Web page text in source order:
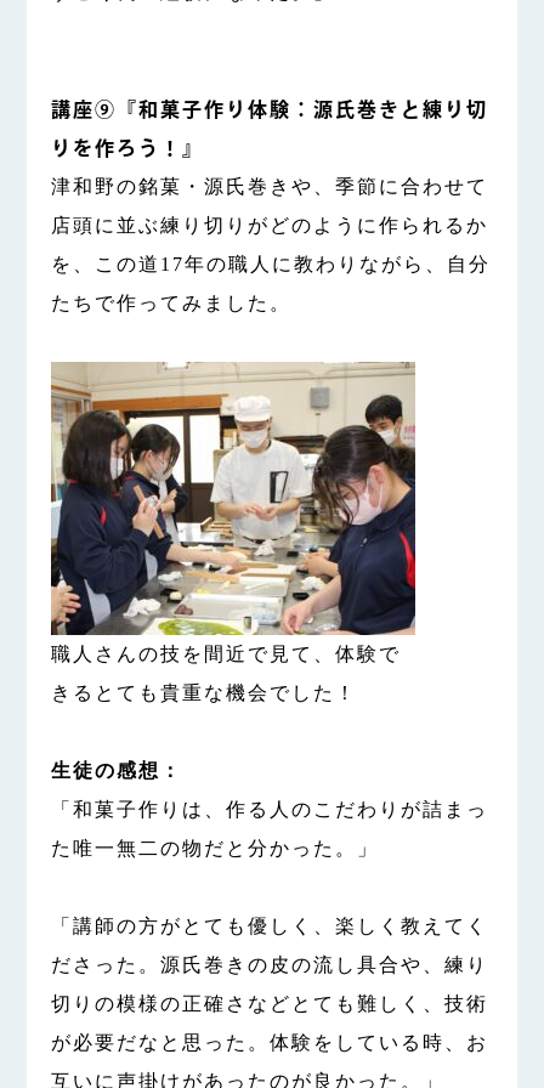
講座⑨『和菓子作り体験：源氏巻きと練り切
りを作ろう！』
津和野の銘菓・源氏巻きや、季節に合わせて
店頭に並ぶ練り切りがどのように作られるか
を、この道17年の職人に教わりながら、自分
たちで作ってみました。
職人さんの技を間近で見て、体験で
きるとても貴重な機会でした！
生徒の感想：
「和菓子作りは、作る人のこだわりが詰まっ
た唯一無二の物だと分かった。」
「講師の方がとても優しく、楽しく教えてく
ださった。源氏巻きの皮の流し具合や、練り
切りの模様の正確さなどとても難しく、技術
が必要だなと思った。体験をしている時、お
互いに声掛けがあったのが良かった。」